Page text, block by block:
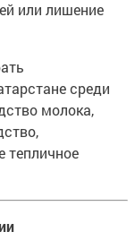
или лишение
среди
молока,
тепличное